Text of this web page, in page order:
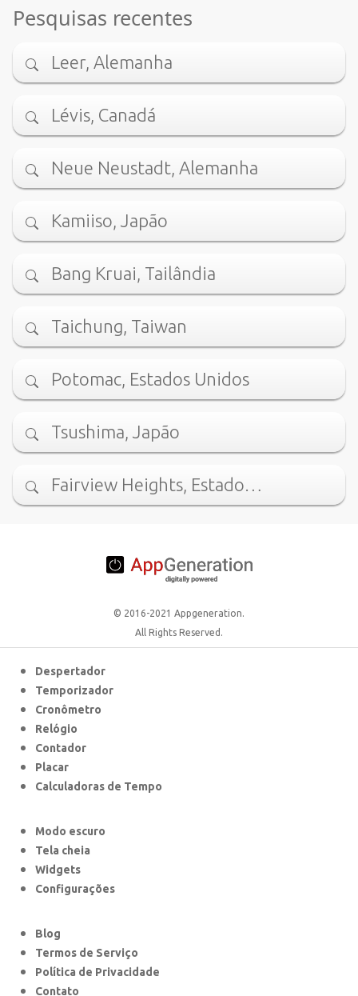
Pesquisas recentes
Leer, Alemanha
Lévis, Canadá
Neue Neustadt, Alemanha
Kamiiso, Japão
Bang Kruai, Tailândia
Taichung, Taiwan
Potomac, Estados Unidos
Tsushima, Japão
Fairview Heights, Estado…
© 2016-2021 Appgeneration.
All Rights Reserved.
Despertador
Temporizador
Cronômetro
Relógio
Contador
Placar
Calculadoras de Tempo
Modo escuro
Tela cheia
Widgets
Configurações
Blog
Termos de Serviço
Política de Privacidade
Contato